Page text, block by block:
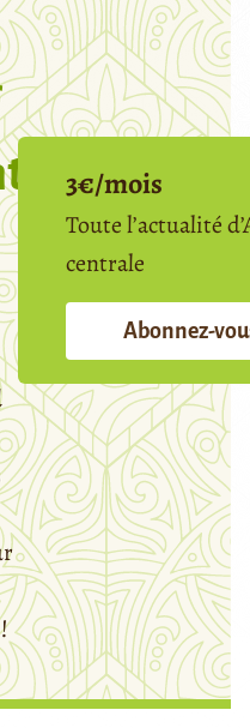
3€/mois
Toute l’actualité
centrale
Abonnez-